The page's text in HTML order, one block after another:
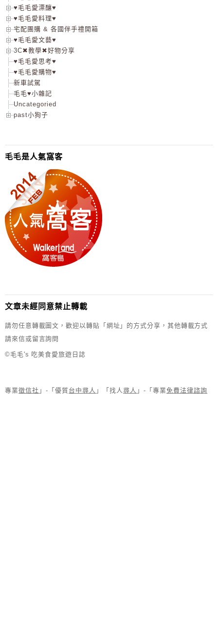
♥毛毛愛漂釀♥
♥毛毛愛料理♥
宅配團購 & 各國伴手禮開箱
♥毛毛愛文藝♥
3C✖教學✖好物分享
♥毛毛愛思考♥
♥毛毛愛購物♥
新車試駕
毛毛♥小雜記
Uncategoried
past小狗子
毛毛是人氣窩客
文章未經同意禁止轉載
請勿任意轉載圖文，歡迎以轉貼「網址」的方式分享，其他轉載方式
請來信或留言詢問
©毛毛's 吃美食愛旅遊日誌
專業徵信社 」-「優質台中尋人 」「找人尋人 」-「專業免費法律諮詢